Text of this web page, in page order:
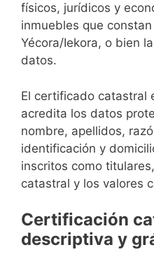
físicos, jurídicos y
inmuebles que
Yécora/Iekora, o bien
datos.
El certificado catastral
acredita los datos
nombre, apellidos,
identificación y
inscritos como
catastral y los valores
Certificación
descriptiva y